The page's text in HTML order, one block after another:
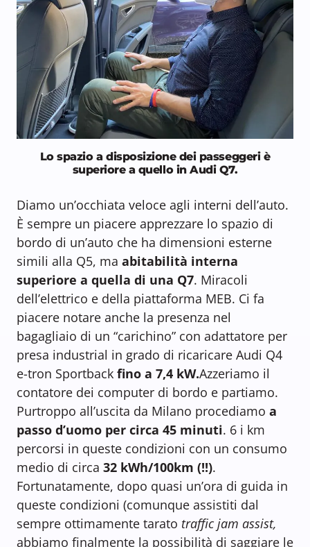
Lo spazio a disposizione dei passeggeri è
superiore a quello in Audi Q7.
Diamo un’occhiata veloce agli interni dell’auto.
È sempre un piacere apprezzare lo spazio di
bordo di un’auto che ha dimensioni esterne
simili alla Q5, ma abitabilità interna
superiore a quella di una Q7. Miracoli
dell’elettrico e della piattaforma MEB. Ci fa
piacere notare anche la presenza nel
bagagliaio di un “carichino” con adattatore per
presa industrial in grado di ricaricare Audi Q4
e-tron Sportback fino a 7,4 kW.Azzeriamo il
contatore dei computer di bordo e partiamo.
Purtroppo all’uscita da Milano procediamo a
passo d’uomo per circa 45 minuti. 6 i km
percorsi in queste condizioni con un consumo
medio di circa 32 kWh/100km (!!).
Fortunatamente, dopo quasi un’ora di guida in
queste condizioni (comunque assistiti dal
sempre ottimamente tarato traffic jam assist,
abbiamo finalmente la possibilità di saggiare le